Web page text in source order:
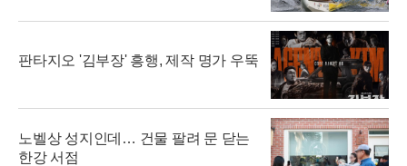
판타지오 '김부장' 흥행, 제작 명가 우뚝
노벨상 성지인데… 건물 팔려 문 닫는
한강 서점